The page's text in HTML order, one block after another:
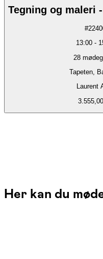
Tegning og maleri
#
13:00-
28
Tapeten,
Laurent
Her kan du